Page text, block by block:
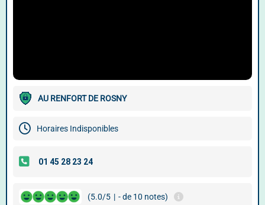
AU RENFORT DE ROSNY
Horaires Indisponibles
(5.0/5 | - de 10 notes)